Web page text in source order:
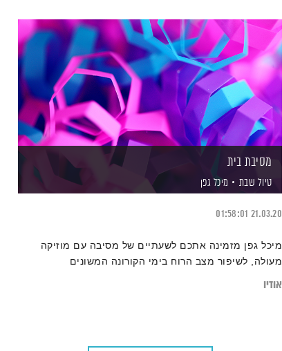
מסיבת בית
טיול שבת מיכל גפן
21.03.20
01:58:01
מיכל גפן מזמינה אתכם לשעתיים של מסיבה עם מוזיקה
מעולה, לשיפור מצב הרוח בימי הקורונה המשונים
אודיו